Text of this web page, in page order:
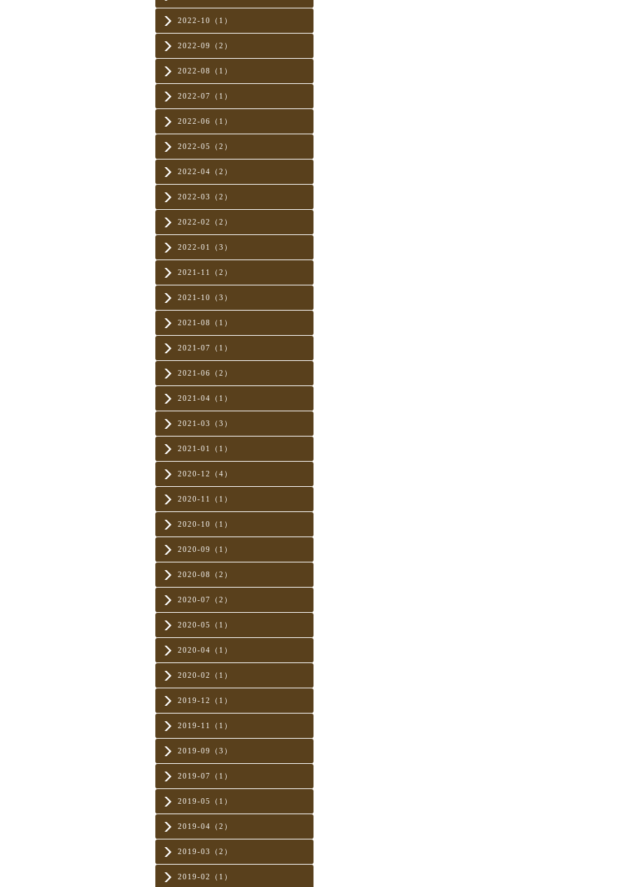
2022-10（1）
2022-09（2）
2022-08（1）
2022-07（1）
2022-06（1）
2022-05（2）
2022-04（2）
2022-03（2）
2022-02（2）
2022-01（3）
2021-11（2）
2021-10（3）
2021-08（1）
2021-07（1）
2021-06（2）
2021-04（1）
2021-03（3）
2021-01（1）
2020-12（4）
2020-11（1）
2020-10（1）
2020-09（1）
2020-08（2）
2020-07（2）
2020-05（1）
2020-04（1）
2020-02（1）
2019-12（1）
2019-11（1）
2019-09（3）
2019-07（1）
2019-05（1）
2019-04（2）
2019-03（2）
2019-02（1）